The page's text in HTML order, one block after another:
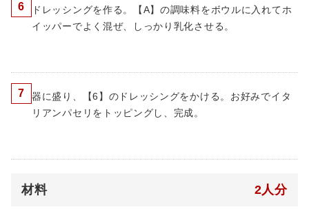
6
ドレッシングを作る。【A】の調味料をボウルに入れてホ
イッパーでよく混ぜ、しっかり乳化させる。
7
器に盛り、【6】のドレッシングをかける。お好みでイタ
リアンパセリをトッピングし、完成。
材料 2人分